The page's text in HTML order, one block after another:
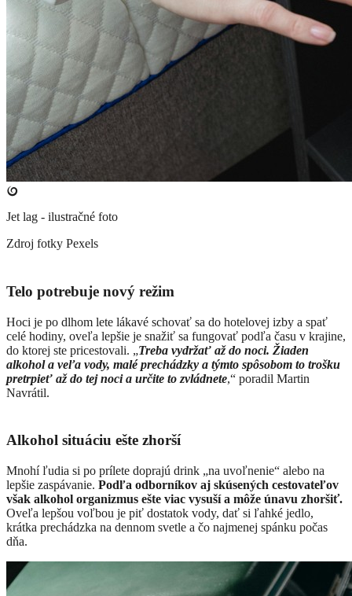
Jet lag - ilustračné foto
Zdroj fotky Pexels
Telo potrebuje nový režim
Hoci je po dlhom lete lákavé schovať sa do hotelovej izby a spať
celé hodiny, oveľa lepšie je snažiť sa fungovať podľa času v krajine,
do ktorej ste pricestovali. „Treba vydržať až do noci. Žiaden
alkohol a veľa vody, malé prechádzky a týmto spôsobom to trošku
pretrpieť až do tej noci a určite to zvládnete,“ poradil Martin
Navrátil.
Alkohol situáciu ešte zhorší
Mnohí ľudia si po prílete doprajú drink „na uvoľnenie“ alebo na
lepšie zaspávanie. Podľa odborníkov aj skúsených cestovateľov
však alkohol organizmus ešte viac vysuší a môže únavu zhoršiť.
Oveľa lepšou voľbou je piť dostatok vody, dať si ľahké jedlo,
krátka prechádzka na dennom svetle a čo najmenej spánku počas
dňa.